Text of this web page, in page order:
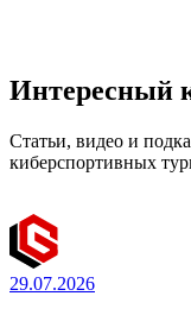
Интересный
Статьи, видео и
киберспортивных
29.07.2026